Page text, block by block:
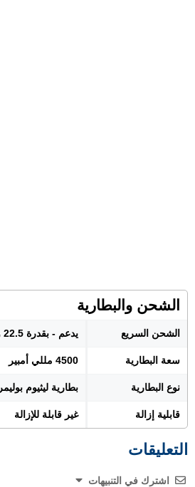
الشحن والبطارية
الشحن السريع يدعم - بقدرة 22.5 واط
سعة البطارية 4500 مللي أمبير
نوع البطارية بطارية ليثيوم بوليمر
قابلية إزالة غير قابلة للإزالة
التعليقات
اشترك في التنبيهات